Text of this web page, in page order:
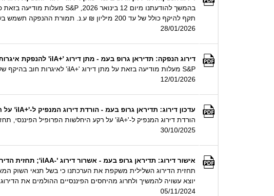
תקף להיקף כולל של עד 200 מיליון ₪ ע.נ. תמורת ההנפקה תשמש בעיקר למחזור חוב פיננסי קיים.
28/01/2026
דירוג הנפקה: תדיראן גרופ בעמ - מתן דירוג '+ilA' להנפקת איגרות חוב בהיקף של עד 180 מיליון ₪ ע.נ.
S&P מעלות מודיעה בזאת על מתן דירוג '+ilA' לאיגרות חוב בהיקף של עד 180 מיליון ₪ ע.נ. שתנפיק תדיראן גרופ בע"מ (+ilA/Stable) באמצעות הנפקת סדרה חדשה, סדרה 5.
12/01/2026
עדכון דירוג: תדיראן גרופ בעמ - הורדת דירוג המנפיק ל-'+ilA' על רקע היחלשות הפרופיל הפיננסי, תחזית הדירוג יציבה; הורדת דירוג איגרות החוב סדרה 3 ל-'+ilA'
הורדת דירוג המנפיק ל-'+ilA' על רקע היחלשות הפרופיל הפיננסי, תחזית הדירוג יציבה; הורדת דירוג איגרות החוב סדרה 3 ל-'+ilA'
30/10/2025
אישור דירוג: תדיראן גרופ בעמ - אשרור דירוג '-ilAA'; תחזית הדירוג נותרה שלילית על רקע היחלשות פרופיל הסיכון הפיננסי
יוצא עשויה להמשיך ולחרוג מהיחסים הפיננסיים ההולמים את הדירוג.
05/11/2024